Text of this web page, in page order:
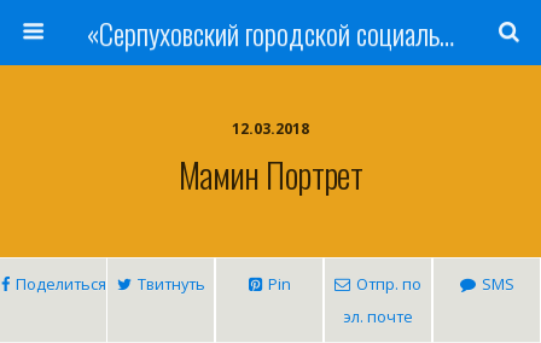
«Серпуховский городской социально-реабилитационный Центр для несовершеннолетних»
12.03.2018
Мамин Портрет
Поделиться Твитнуть Pin
Отпр. по
эл. почте
SMS